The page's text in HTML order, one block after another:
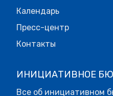
Календарь
Пресс-центр
Контакты
ИНИЦИАТИВНОЕ
Все об инициативном